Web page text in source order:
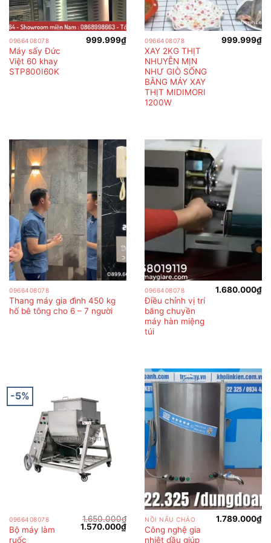
0966408078
Máy sấy Đức
Việt 60 khay
STP800I60K
999.999₫ 0966408078
XAY 2KG THỊT
NHUYỄN MỊN
NHƯ GIÒ SỐNG
BẰNG MÁY XAY
THỊT MIDIMORI
1200W
999.999₫
0966408078
Thang máy gia đình 450 kg
hố bê tông cho 6 – 7 người
0966408078
Điều chỉnh vị trí
băng chuyền
máy hàn miệng
túi
1.680.000₫
-5%
0966408078
Bộ máy làm
ruốc
1.650.000₫
Giá
1.570.000₫Giá
NỒI NẤU CHÁO
Công nghệ gia
nhiệt dầu giúp
1.789.000₫